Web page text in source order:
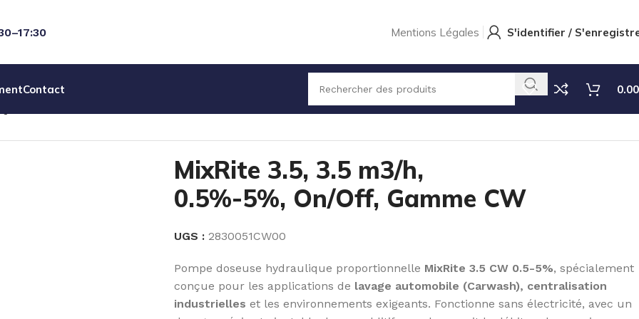
Mentions Légales S'identifier /
Contact
0.00
MixRite 3.5, 3.5 m3/h, 0.5%-5%, On/Off, Gamme CW
MixRite 3.5, 3.5 m3/h,
0.5%-5%, On/Off, Gamme CW
UGS : 2830051CW00
Pompe doseuse hydraulique proportionnelle MixRite 3.5 CW 0.5-5%, spécialement
conçue pour les applications de lavage automobile (Carwash), centralisation
industrielles et les environnements exigeants. Fonctionne sans électricité, avec un